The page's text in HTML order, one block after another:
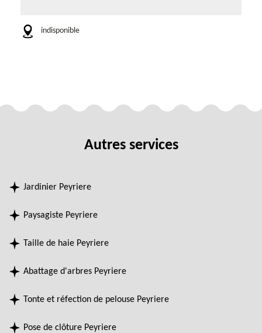
indisponible
Autres services
Jardinier Peyriere
Paysagiste Peyriere
Taille de haie Peyriere
Abattage d'arbres Peyriere
Tonte et réfection de pelouse Peyriere
Pose de clôture Peyriere